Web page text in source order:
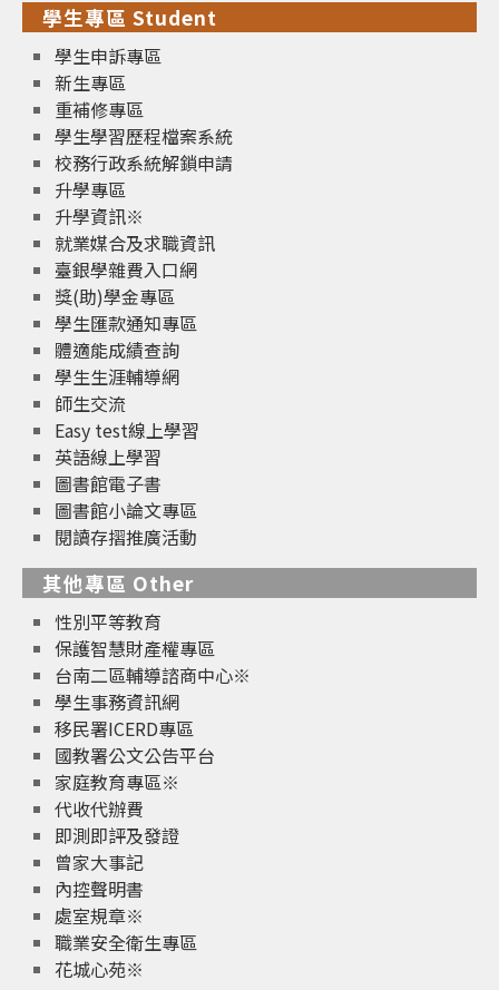
學生專區 Student
學生申訴專區
新生專區
重補修專區
學生學習歷程檔案系統
校務行政系統解鎖申請
升學專區
升學資訊※
就業媒合及求職資訊
臺銀學雜費入口網
獎(助)學金專區
學生匯款通知專區
體適能成績查詢
學生生涯輔導網
師生交流
Easy test線上學習
英語線上學習
圖書館電子書
圖書館小論文專區
閱讀存摺推廣活動
其他專區 Other
性別平等教育
保護智慧財產權專區
台南二區輔導諮商中心※
學生事務資訊網
移民署ICERD專區
國教署公文公告平台
家庭教育專區※
代收代辦費
即測即評及發證
曾家大事記
內控聲明書
處室規章※
職業安全衛生專區
花城心苑※